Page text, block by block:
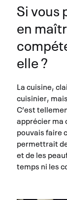
Si vous
en
elle ?
La cuisine,
cuisinier,
C’est
apprécier ma
pouvais faire
permettrait
et de les
temps ni les